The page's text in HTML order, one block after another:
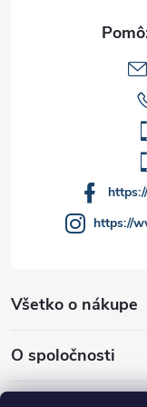
Všetko o nákupe
O spoločnosti
https://